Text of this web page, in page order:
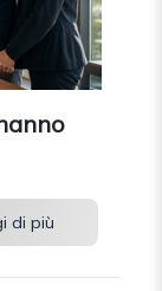
di più